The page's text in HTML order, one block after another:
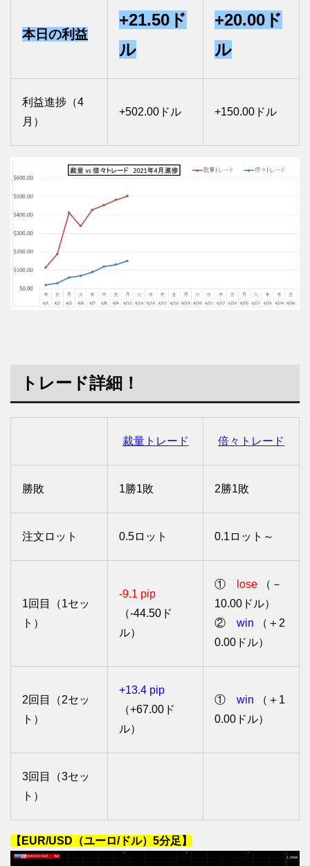
本日の利益
+21.50ド
ル
+20.00ド
ル
利益進捗（4
月）
+502.00ドル +150.00ドル
トレード詳細！
裁量トレード 倍々トレード
勝敗 1勝1敗 2勝1敗
注文ロット 0.5ロット 0.1ロット～
1回目（1セッ
ト）
-9.1 pip
（-44.50ド
ル）
① lose （－
10.00ドル）
② win （＋2
0.00ドル）
2回目（2セッ
ト）
+13.4 pip
（+67.00ド
ル）
① win （＋1
0.00ドル）
3回目（3セッ
ト）
【EUR/USD（ユーロ/ドル）5分足】